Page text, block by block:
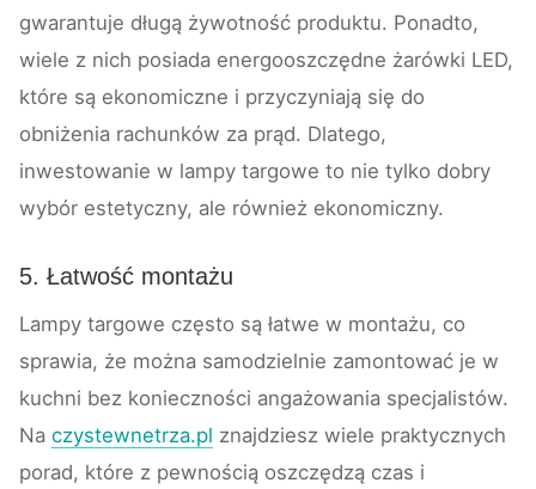
gwarantuje długą żywotność produktu. Ponadto,
wiele z nich posiada energooszczędne żarówki LED,
które są ekonomiczne i przyczyniają się do
obniżenia rachunków za prąd. Dlatego,
inwestowanie w lampy targowe to nie tylko dobry
wybór estetyczny, ale również ekonomiczny.
5. Łatwość montażu
Lampy targowe często są łatwe w montażu, co
sprawia, że można samodzielnie zamontować je w
kuchni bez konieczności angażowania specjalistów.
Na czystewnetrza.pl znajdziesz wiele praktycznych
porad, które z pewnością oszczędzą czas i